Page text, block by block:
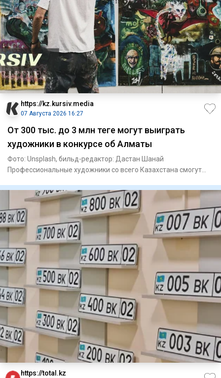
https://kz.kursiv.media
07 Августа 2026 16:27
От 300 тыс. до 3 млн теңге могут выиграть
художники в конкурсе об Алматы
Фото: Unsplash, бильд-редактор: Дастан Шанай
Профессиональные художники со всего Казахстана смогут
https://total.kz